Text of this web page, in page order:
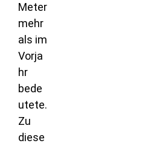
Meter
mehr
als im
Vorja
hr
bede
utete.
Zu
diese